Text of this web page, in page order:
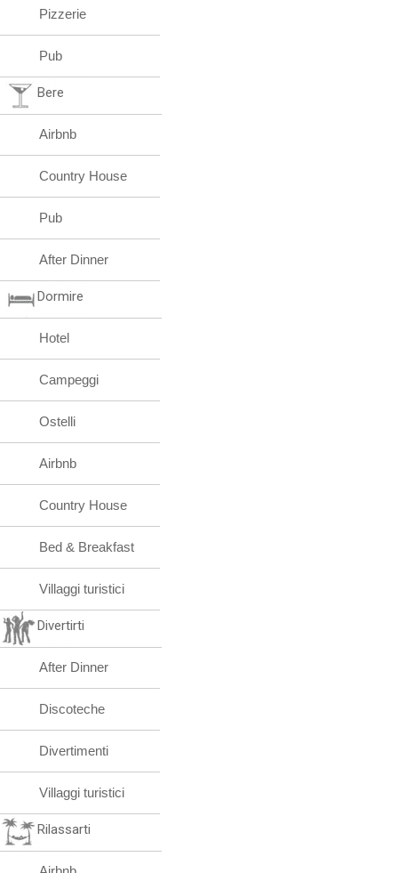
Pizzerie
Pub
Bere
Airbnb
Country House
Pub
After Dinner
Dormire
Hotel
Campeggi
Ostelli
Airbnb
Country House
Bed & Breakfast
Villaggi turistici
Divertirti
After Dinner
Discoteche
Divertimenti
Villaggi turistici
Rilassarti